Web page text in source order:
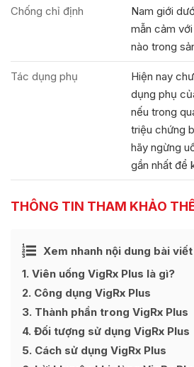
Chống chỉ định
Nam giới
mẫn cảm
nào trong
Tác dụng phụ
Hiện nay
dụng phụ
nếu trong
triệu chứng
hãy ngừng
gần nhất để
THÔNG TIN THAM KHẢO
Xem nhanh nội dung bài viết
1 Viên uống VigRx Plus là gì?
2 Công dụng VigRx Plus
3 Thành phần trong VigRx Plus
4 Đối tượng sử dụng VigRx Plus
5 Cách sử dụng VigRx Plus